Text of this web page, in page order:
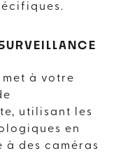
à votre
utilisant les
en
à des caméras